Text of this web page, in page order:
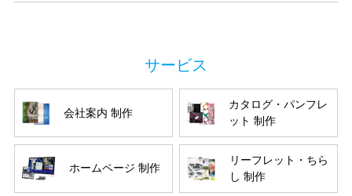
会社案内 制作
カタログ・パンフレ
ット 制作
ホームページ 制作
リーフレット・ちら
し 制作